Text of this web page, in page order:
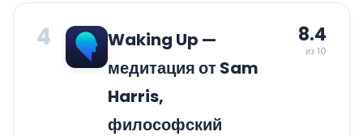
4
Waking Up —
медитация от Sam
Harris,
философский
8.4
из 10